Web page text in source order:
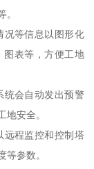
。
况等信息以图形化
图表等，方便工地
统会自动发出预警
安全。
远程监控和控制塔
参数。